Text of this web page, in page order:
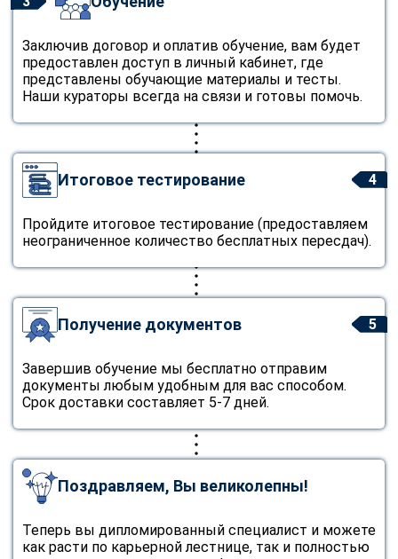
Заключив договор и оплатив обучение, вам будет
предоставлен доступ в личный кабинет, где
представлены обучающие материалы и тесты.
Наши кураторы всегда на связи и готовы помочь.
4
Итоговое тестирование
Пройдите итоговое тестирование (предоставляем
неограниченное количество бесплатных пересдач).
5
Получение документов
Завершив обучение мы бесплатно отправим
документы любым удобным для вас способом.
Срок доставки составляет 5-7 дней.
Поздравляем, Вы великолепны!
Теперь вы дипломированный специалист и можете
как расти по карьерной лестнице, так и полностью